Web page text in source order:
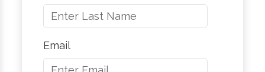
Email